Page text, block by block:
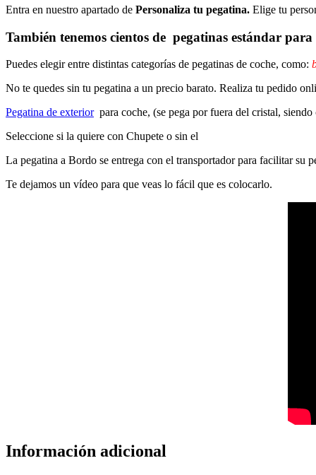
Entra en nuestro apartado de Personaliza tu pegatina. Elige tu
También tenemos cientos de pegatinas estándar para
Puedes elegir entre distintas categorías de pegatinas de coche, como:
No te quedes sin tu pegatina a un precio barato. Realiza tu pedido
Pegatina de exteriorpara coche, (se pega por fuera del cristal,
Seleccione si la quiere con Chupete o sin el
La pegatina a Bordo se entrega con el transportador para facilitar su
Te dejamos un vídeo para que veas lo fácil que es colocarlo.
Información adicional